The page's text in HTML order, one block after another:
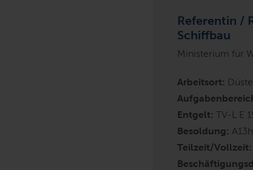
Referentin /
Schiffbau
Ministerium für
Arbeitsort:
Entgelt: TV-L E
Besoldung:
Teilzeit/Vollzeit: